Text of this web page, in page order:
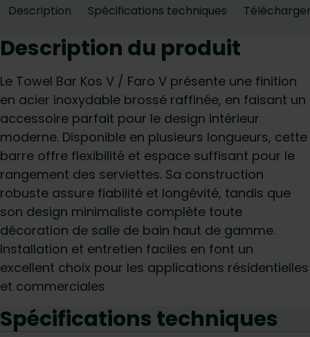
Description Spécifications techniques
Description du produit
Le Towel Bar Kos V / Faro V présente une finition
en acier inoxydable brossé raffinée, en faisant un
accessoire parfait pour le design intérieur
moderne. Disponible en plusieurs longueurs, cette
barre offre flexibilité et espace suffisant pour le
rangement des serviettes. Sa construction
robuste assure fiabilité et longévité, tandis que
son design minimaliste complète toute
décoration de salle de bain haut de gamme.
Installation et entretien faciles en font un
excellent choix pour les applications résidentielles
et commerciales
Spécifications techniques